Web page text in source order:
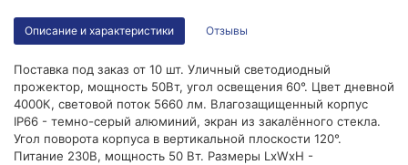
Описание и характеристики Отзывы
Поставка под заказ от 10 шт. Уличный светодиодный
прожектор, мощность 50Вт, угол освещения 60°. Цвет дневной
4000К, световой поток 5660 лм. Влагозащищенный корпус
IP66 - темно-серый алюминий, экран из закалённого стекла.
Угол поворота корпуса в вертикальной плоскости 120°.
Питание 230В, мощность 50 Вт. Размеры LxWxH -